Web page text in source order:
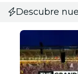
Descubre